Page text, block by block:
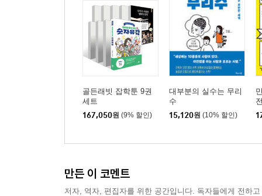
골든래빗 잡학툰 9권
세트
167,050원 (9% 할인)
대부분의 실수는 무리
수
15,120원 (10% 할인)
만든 이 코멘트
저자, 역자, 편집자를 위한 공간입니다. 독자들에게 전하